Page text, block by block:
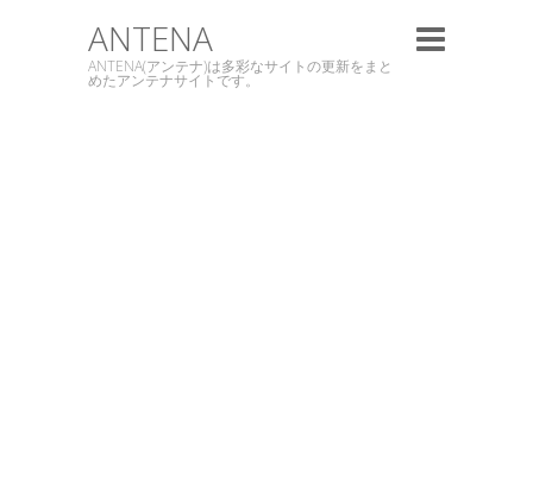
ANTENA
ANTENA(アンテナ)は多彩なサイトの更新をまと
めたアンテナサイトです。